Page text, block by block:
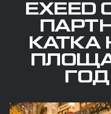
КАТКА